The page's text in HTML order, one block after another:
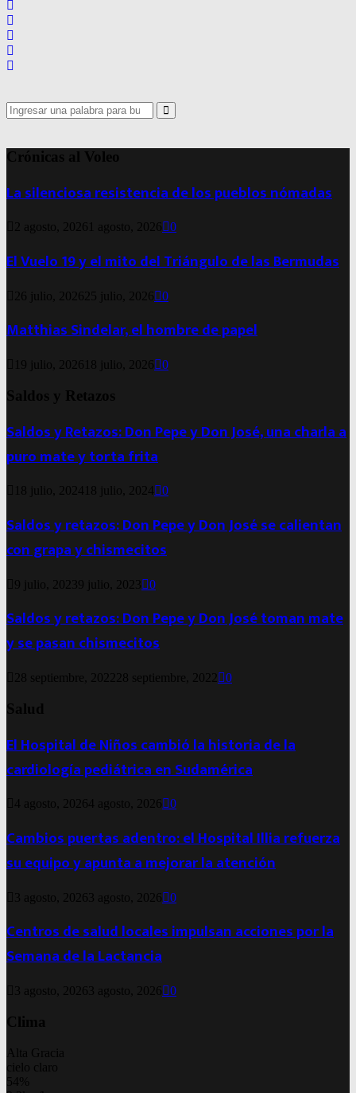
Search
for:
Search
Crónicas al Voleo
La silenciosa resistencia de los pueblos nómadas
2 agosto, 2026 1 agosto, 2026 0
El Vuelo 19 y el mito del Triángulo de las Bermudas
26 julio, 2026 25 julio, 2026 0
Matthias Sindelar, el hombre de papel
19 julio, 2026 18 julio, 2026 0
Saldos y Retazos
Saldos y Retazos: Don Pepe y Don José, una charla a
puro mate y torta frita
18 julio, 2024 18 julio, 2024 0
Saldos y retazos: Don Pepe y Don José se calientan
con grapa y chismecitos
9 julio, 20239 julio, 2023 0
Saldos y retazos: Don Pepe y Don José toman mate
y se pasan chismecitos
28 septiembre, 2022 28 septiembre, 2022 0
Salud
El Hospital de Niños cambió la historia de la
cardiología pediátrica en Sudamérica
4 agosto, 20264 agosto, 2026 0
Cambios puertas adentro: el Hospital Illia refuerza
su equipo y apunta a mejorar la atención
3 agosto, 2026 3 agosto, 2026 0
Centros de salud locales impulsan acciones por la
Semana de la Lactancia
3 agosto, 2026 3 agosto, 2026 0
Clima
Alta Gracia
cielo claro
54%